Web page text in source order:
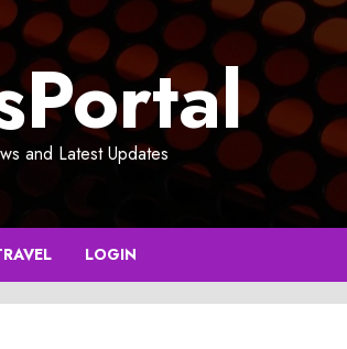
and Latest Updates
LOGIN